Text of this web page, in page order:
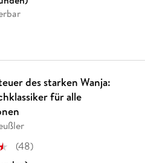
des starken Wanja:
für alle
(48)